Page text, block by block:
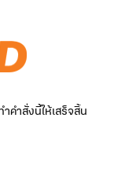
คำสั่งนี้ให้เสร็จสิ้น